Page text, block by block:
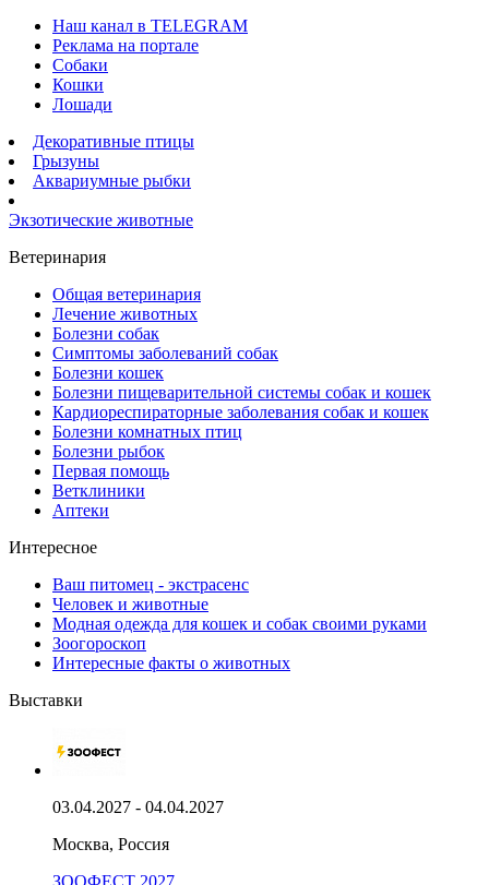
Наш канал в TELEGRAM
Реклама на портале
Собаки
Кошки
Лошади
Декоративные птицы
Грызуны
Аквариумные рыбки
Экзотические животные
Ветеринария
Общая ветеринария
Лечение животных
Болезни собак
Симптомы заболеваний собак
Болезни кошек
Болезни пищеварительной системы собак и кошек
Кардиореспираторные заболевания собак и кошек
Болезни комнатных птиц
Болезни рыбок
Первая помощь
Ветклиники
Аптеки
Интересное
Ваш питомец - экстрасенс
Человек и животные
Модная одежда для кошек и собак своими руками
Зоогороскоп
Интересные факты о животных
Выставки
03.04.2027 - 04.04.2027
Москва, Россия
ЗООФЕСТ 2027